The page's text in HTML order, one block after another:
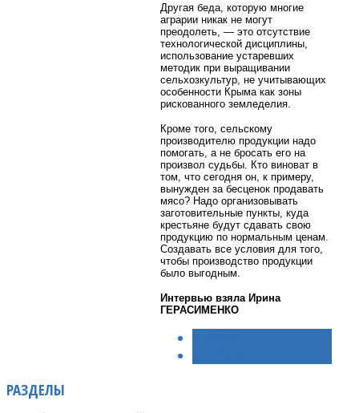
Другая беда, которую многие
аграрии никак не могут
преодолеть, — это отсутствие
технологической дисциплины,
использование устаревших
методик при выращивании
сельхозкультур, не учитывающих
особенности Крыма как зоны
рискованного земледелия.
Кроме того, сельскому
производителю продукции надо
помогать, а не бросать его на
произвол судьбы. Кто виноват в
том, что сегодня он, к примеру,
вынужден за бесценок продавать
мясо? Надо организовывать
заготовительные пункты, куда
крестьяне будут сдавать свою
продукцию по нормальным ценам.
Создавать все условия для того,
чтобы производство продукции
было выгодным.
Интервью взяла Ирина
ГЕРАСИМЕНКО
РАЗДЕЛЫ